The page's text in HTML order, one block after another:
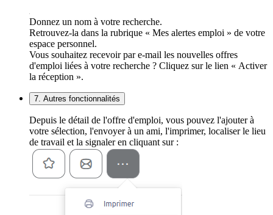
Donnez un nom à votre recherche.
Retrouvez-la dans la rubrique « Mes alertes emploi » de votre
espace personnel.
Vous souhaitez recevoir par e-mail les nouvelles offres
d'emploi liées à votre recherche ? Cliquez sur le lien « Activer
la réception ».
7. Autres fonctionnalités
Depuis le détail de l'offre d'emploi, vous pouvez l'ajouter à
votre sélection, l'envoyer à un ami, l'imprimer, localiser le lieu
de travail et la signaler en cliquant sur :